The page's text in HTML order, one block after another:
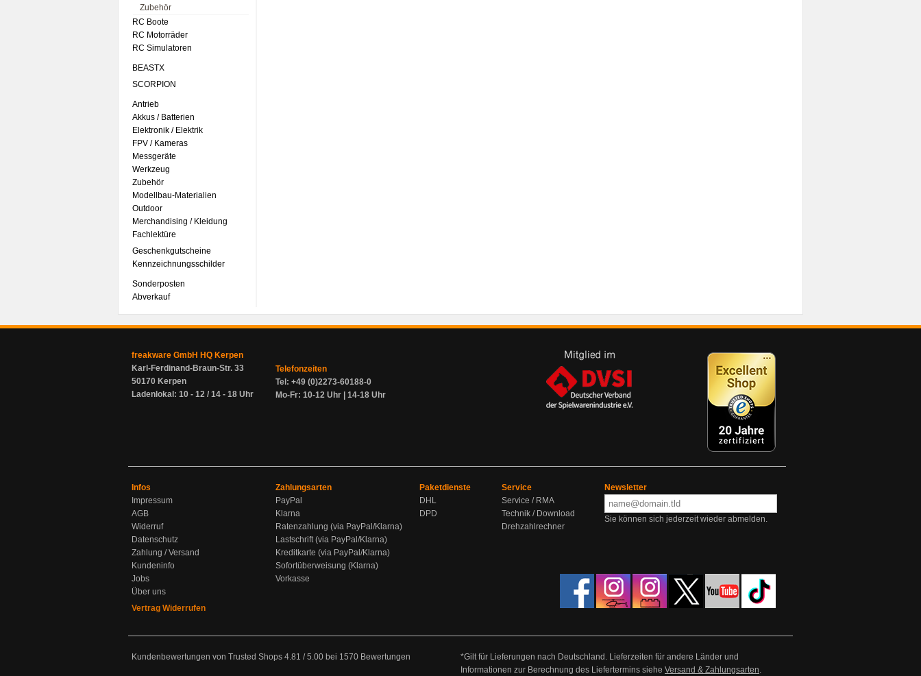
Zubehör
RC Boote
RC Motorräder
RC Simulatoren
BEASTX
SCORPION
Antrieb
Akkus / Batterien
Elektronik / Elektrik
FPV / Kameras
Messgeräte
Werkzeug
Zubehör
Modellbau-Materialien
Outdoor
Merchandising / Kleidung
Fachlektüre
Geschenkgutscheine
Kennzeichnungsschilder
Sonderposten
Abverkauf
freakware GmbH HQ Kerpen
Karl-Ferdinand-Braun-Str. 33
50170 Kerpen
Ladenlokal: 10 - 12 / 14 - 18 Uhr
Telefonzeiten
Tel: +49 (0)2273-60188-0
Mo-Fr: 10-12 Uhr | 14-18 Uhr
Infos
Impressum
AGB
Widerruf
Datenschutz
Zahlung / Versand
Kundeninfo
Jobs
Über uns
Vertrag Widerrufen
Zahlungsarten
PayPal
Klarna
Ratenzahlung (via PayPal/Klarna)
Lastschrift (via PayPal/Klarna)
Kreditkarte (via PayPal/Klarna)
Sofortüberweisung (Klarna)
Vorkasse
Paketdienste
DHL
DPD
Service
Service / RMA
Technik / Download
Drehzahlrechner
Newsletter
Sie können sich jederzeit wieder abmelden.
Kundenbewertungen von Trusted Shops 4.81 /5.00 bei 1570 Bewertungen
*Gilt für Lieferungen nach Deutschland. Lieferzeiten für andere Länder und
Informationen zur Berechnung des Liefertermins siehe Versand & Zahlungsarten.